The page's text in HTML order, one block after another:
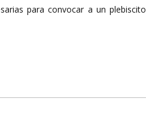
para convocar a un plebiscito